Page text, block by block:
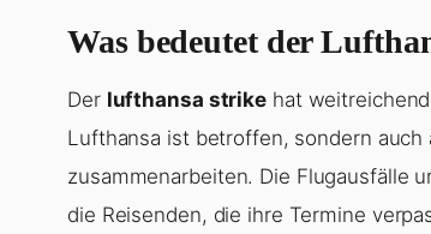
Was bedeutet der
Der lufthansa strike hat
Lufthansa ist betroffen, sondern
zusammenarbeiten. Die Flugausfälle
die Reisenden, die ihre Termine